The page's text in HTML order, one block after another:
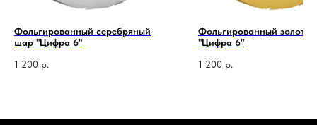
Фольгированный серебряный
шар "Цифра 6"
1 200 р.
Фольгированный
"Цифра 6"
1 200 р.